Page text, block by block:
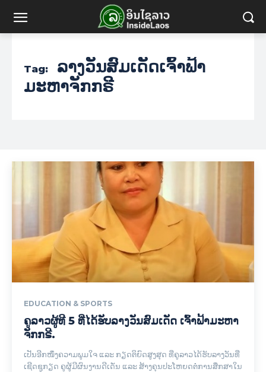
Tag:
ລາງວັນສົມເດັດເຈົ້າຟ້າ
ມະຫາຈັກກຣີ
EDUCATION & SPORTS
ຄູລາວຜູ້ທີ 5 ທີ່ໄດ້ຮັບລາງວັນສົມເດັດ ເຈົ້າຟ້າມະຫາ
ຈັກກຣີ.
ເປັນອີກໜຶ່ງຄວາມພູມໃຈ ແລະ ກຽດຕິຍົດສູງສຸດ ທີ່ຄູລາວໄດ້ຮັບລາງວັນທີ່
ເຊີດຊູກຽດ ຄູຜູ້ມີຜົນງານດີເດັ່ນ ແລະ ສ້າງຄຸນປະໂຫຍດຕໍ່ການສຶກສາໃນ